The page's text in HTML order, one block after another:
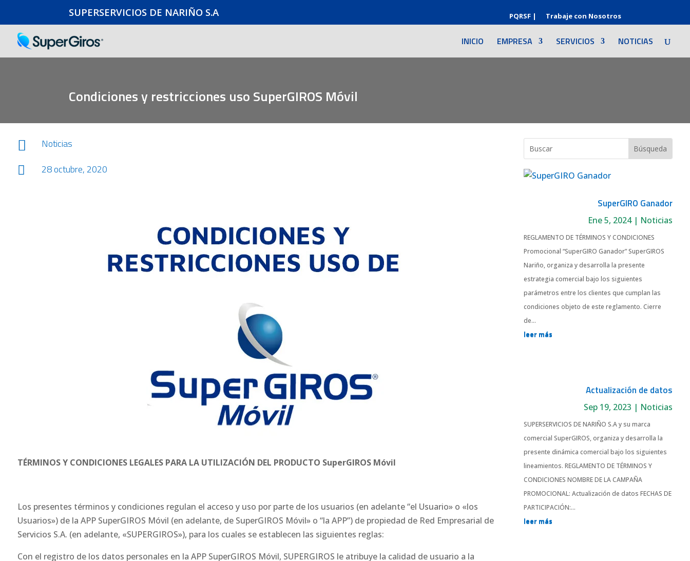
SUPERSERVICIOS DE NARIÑO S.A PQRSF | Trabaje con Nosotros
INICIO EMPRESA SERVICIOS NOTICIAS
Condiciones y restricciones uso SuperGIROS Móvil

Noticias

28 octubre, 2020
TÉRMINOS Y CONDICIONES LEGALES PARA LA UTILIZACIÓN DEL PRODUCTO SuperGIROS Móvil
Los presentes términos y condiciones regulan el acceso y uso por parte de los usuarios (en adelante “el Usuario» o «los
Usuarios») de la APP SuperGIROS Móvil (en adelante, de SuperGIROS Móvil» o “la APP”) de propiedad de Red Empresarial de
Servicios S.A. (en adelante, «SUPERGIROS»), para los cuales se establecen las siguientes reglas:
Con el registro de los datos personales en la APP SuperGIROS Móvil, SUPERGIROS le atribuye la calidad de usuario a la
SuperGIRO Ganador
Ene 5, 2024| Noticias
REGLAMENTO DE TÉRMINOS Y CONDICIONES
Promocional “SuperGIRO Ganador” SuperGIROS
Nariño, organiza y desarrolla la presente
estrategia comercial bajo los siguientes
parámetros entre los clientes que cumplan las
condiciones objeto de este reglamento. Cierre
de...
leer más
Actualización de datos
Sep 19, 2023 | Noticias
SUPERSERVICIOS DE NARIÑO S.A y su marca
comercial SuperGIROS, organiza y desarrolla la
presente dinámica comercial bajo los siguientes
lineamientos. REGLAMENTO DE TÉRMINOS Y
CONDICIONES NOMBRE DE LA CAMPAÑA
PROMOCIONAL: Actualización de datos FECHAS DE
PARTICIPACIÓN:...
leer más